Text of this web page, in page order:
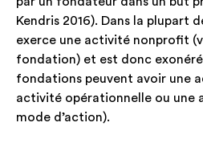
Kendris 2016). Dans la plupart
exerce une activité nonprofit
fondation) et est donc
fondations peuvent avoir une
activité opérationnelle ou une
mode d’action).